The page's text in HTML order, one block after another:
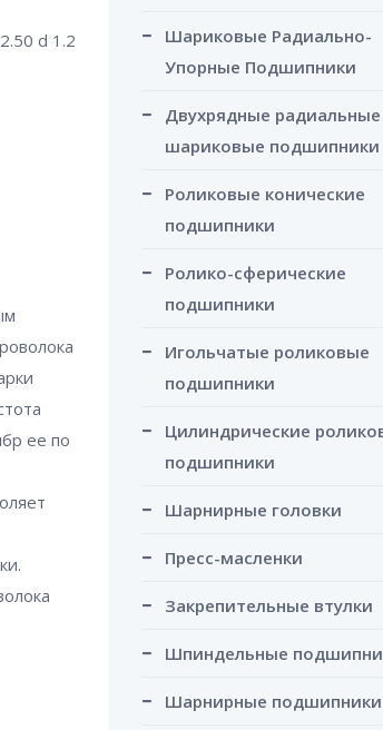
d 1.2
ее по
Шариковые Радиально-
Упорные Подшипники
Двухрядные радиальные
шариковые подшипники
Роликовые конические
подшипники
Ролико-сферические
подшипники
Игольчатые роликовые
подшипники
Цилиндрические
подшипники
Шарнирные головки
Пресс-масленки
Закрепительные втулки
Шпиндельные
Шарнирные подшипники